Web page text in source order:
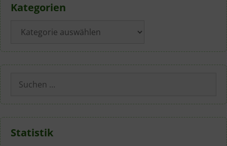
Kategorien
Suchen
nach:
Statistik